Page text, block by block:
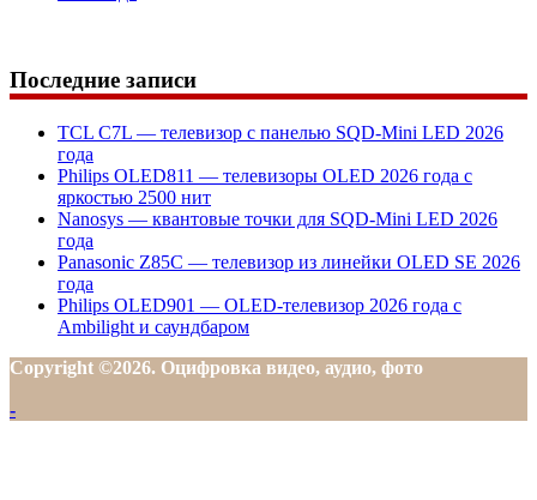
Последние записи
TCL C7L — телевизор с панелью SQD-Mini LED 2026
года
Philips OLED811 — телевизоры OLED 2026 года с
яркостью 2500 нит
Nanosys — квантовые точки для SQD-Mini LED 2026
года
Panasonic Z85C — телевизор из линейки OLED SE 2026
года
Philips OLED901 — OLED-телевизор 2026 года с
Ambilight и саундбаром
Copyright ©2026. Оцифровка видео, аудио, фото
-